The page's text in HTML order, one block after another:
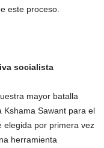
este proceso.
socialista
mayor batalla
Kshama Sawant para el
elegida por primera vez
herramienta